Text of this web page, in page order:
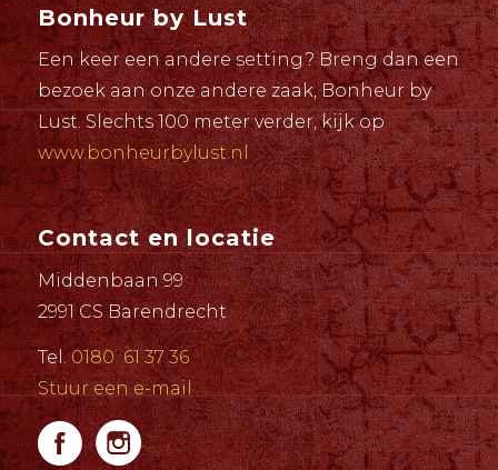
Bonheur by Lust
Een keer een andere setting? Breng dan een
bezoek aan onze andere zaak, Bonheur by
Lust. Slechts 100 meter verder, kijk op
www.bonheurbylust.nl
Contact en locatie
Middenbaan 99
2991 CS Barendrecht
Tel.0180 61 37 36
Stuur een e-mail